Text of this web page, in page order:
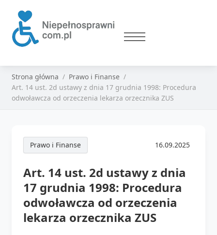
Strona główna
Prawo i Finanse
Art. 14 ust. 2d ustawy z dnia 17 grudnia 1998: Procedura
odwoławcza od orzeczenia lekarza orzecznika ZUS
Prawo i Finanse 16.09.2025
Art. 14 ust. 2d ustawy z dnia
17 grudnia 1998: Procedura
odwoławcza od orzeczenia
lekarza orzecznika ZUS